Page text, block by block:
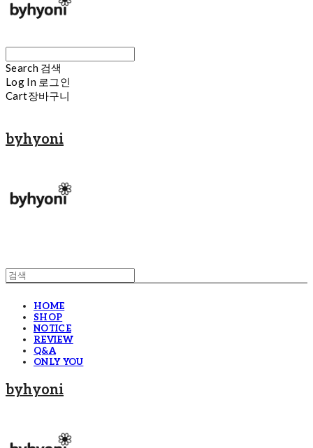
Search 검색
Log In 로그인
Cart장바구니
byhyoni
HOME
SHOP
NOTICE
REVIEW
Q&A
ONLY YOU
byhyoni